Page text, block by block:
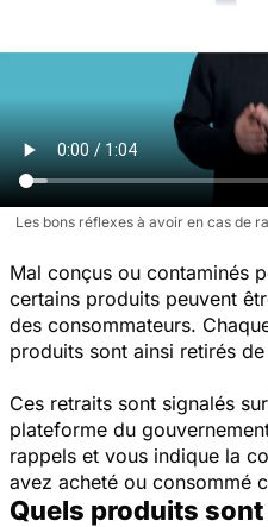
Les bons réflexes à avoir en cas de
Mal conçus ou contaminés
certains produits peuvent
des consommateurs.
produits sont ainsi retirés
Ces retraits sont signalés
plateforme du
rappels et vous indique la
avez acheté ou consommé
Quels produits